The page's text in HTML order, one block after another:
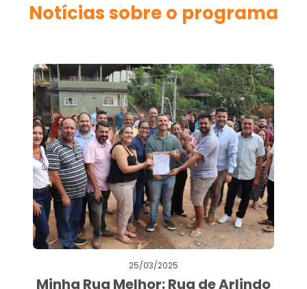
Notícias sobre o programa
25/03/2025
Minha Rua Melhor: Rua de Arlindo